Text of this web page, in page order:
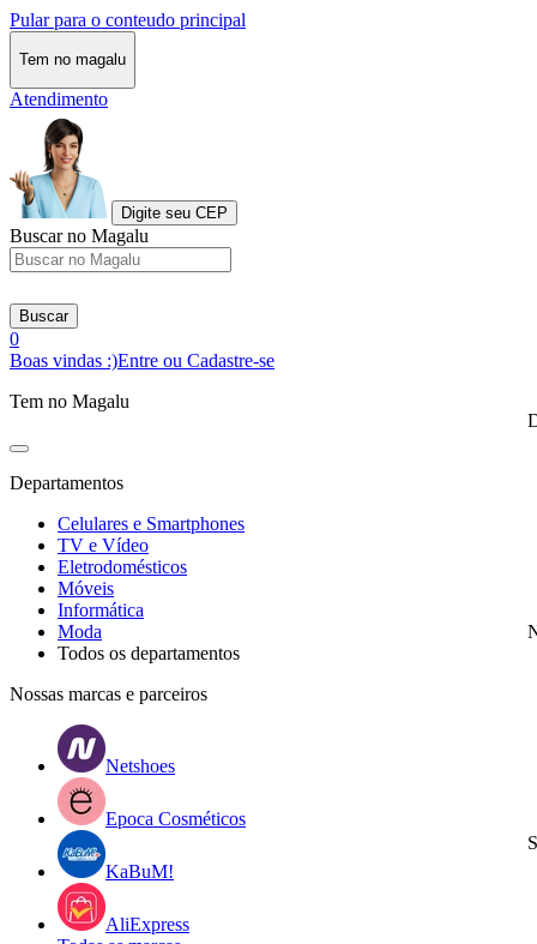
Pular para o conteudo principal
Tem no magalu
Atendimento
Digite seu CEP
Buscar no Magalu
Buscar
0
Boas vindas :)Entre ou Cadastre-se
Tem no Magalu
Departamentos
Celulares e Smartphones
TV e Vídeo
Eletrodomésticos
Móveis
Informática
Moda
Todos os departamentos
Nossas marcas e parceiros
Netshoes
Epoca Cosméticos
KaBuM!
AliExpress